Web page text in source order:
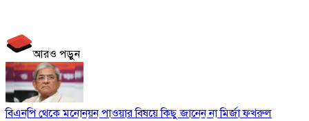
আরও পড়ুন
বিএনপি থেকে মনোনয়ন পাওয়ার বিষয়ে কিছু জানেন না মির্জা ফখরুল